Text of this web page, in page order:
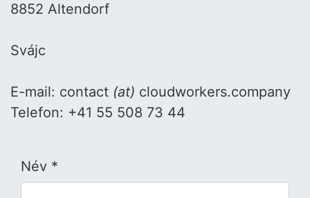
8852 Altendorf
Svájc
E-mail: contact (at) cloudworkers.company
Telefon: +41 55 508 73 44
Név *